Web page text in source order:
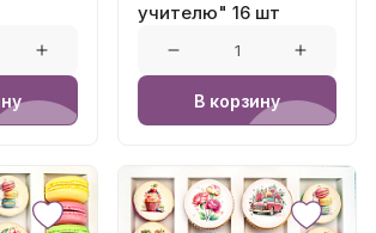
учителю" 16 шт
В корзину